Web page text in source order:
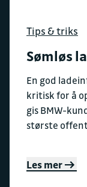
Tips & triks
Sømløs
En god
kritisk for å
gis BMW-
største
Les mer